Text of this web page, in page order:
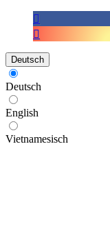
Deutsch
Deutsch
English
Vietnamesisch